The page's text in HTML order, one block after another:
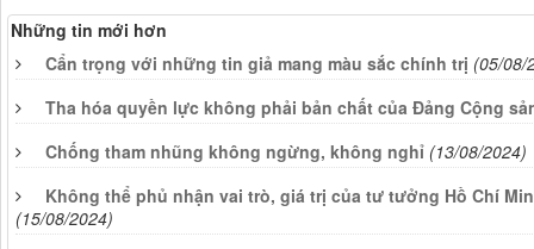
Những tin mới hơn
Cẩn trọng với những tin giả mang màu sắc chính trị (05/08/
Tha hóa quyền lực không phải bản chất của Đảng Cộng
Chống tham nhũng không ngừng, không nghỉ (13/08/2024)
Không thể phủ nhận vai trò, giá trị của tư tưởng Hồ Chí
(15/08/2024)